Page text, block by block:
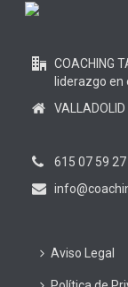
COACHING
liderazgo en
615 07 59 27
Aviso Legal